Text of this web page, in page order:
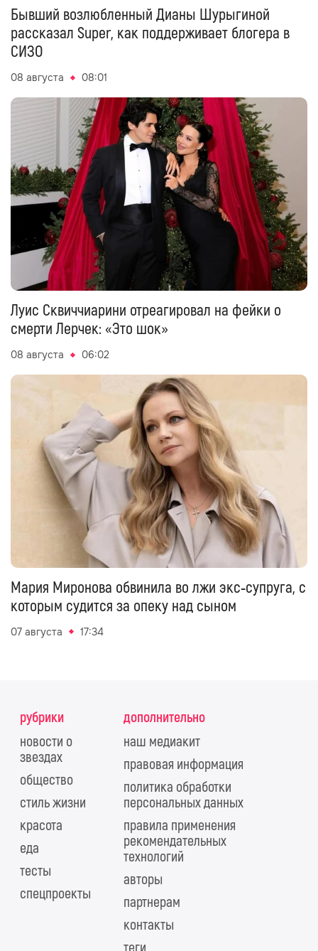
Бывший возлюбленный Дианы Шурыгиной
рассказал Super, как поддерживает блогера в
СИЗО
08 августа 08:01
Луис Сквиччиарини отреагировал на фейки о
смерти Лерчек: «Это шок»
08 августа 06:02
Мария Миронова обвинила во лжи экс‑супруга, с
которым судится за опеку над сыном
07 августа 17:34
рубрики
новости о
звездах
общество
стиль жизни
красота
еда
тесты
спецпроекты
дополнительно
наш медиакит
правовая информация
политика обработки
персональных данных
правила применения
рекомендательных
технологий
авторы
партнерам
контакты